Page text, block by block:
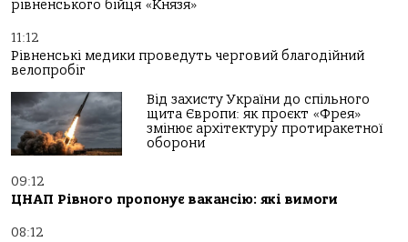
рівненського бійця «Князя»
11:12
Рівненські медики проведуть черговий благодійний
велопробіг
Від захисту України до спільного
щита Європи: як проєкт «Фрея»
змінює архітектуру протиракетної
оборони
09:12
ЦНАП Рівного пропонує вакансію: які вимоги
08:12